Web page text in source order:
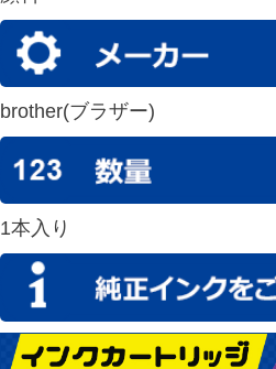
brother(ブラザー)
1本入り